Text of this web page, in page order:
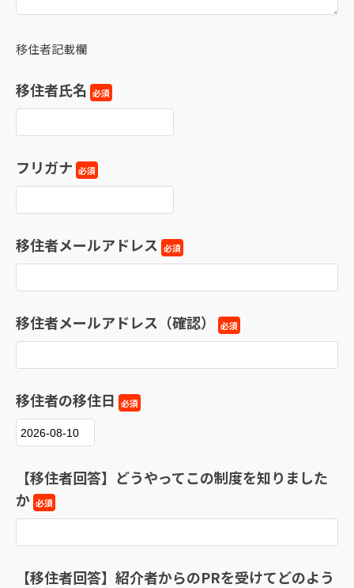
移住者記載欄
移住者氏名 必須
フリガナ 必須
移住者メールアドレス 必須
移住者メールアドレス（確認） 必須
移住者の移住日 必須
【移住者回答】どうやってこの制度を知りました
か 必須
【移住者回答】紹介者からのPRを受けてどのよう